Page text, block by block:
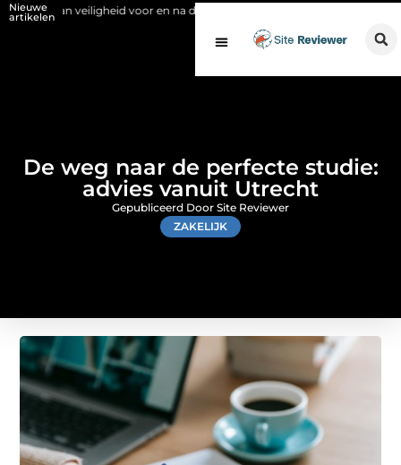
Nieuwe
artikelen
veiligheid voor en na de SCIOS-keuring van de stookinstallatie
De weg naar de perfecte studie:
advies vanuit Utrecht
ZAKELIJK
Gepubliceerd Door Site Reviewer